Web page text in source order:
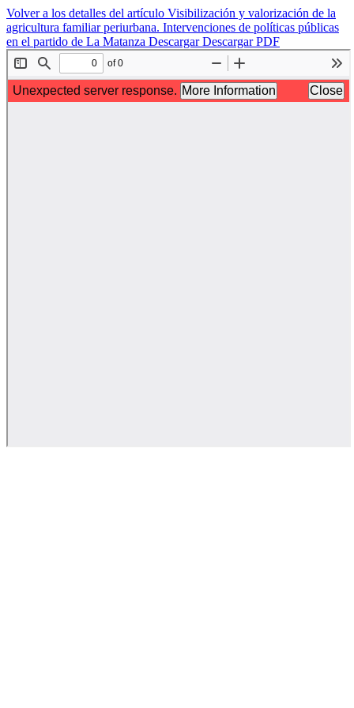
Volver a los detalles del artículo Visibilización y valorización de la
agricultura familiar periurbana. Intervenciones de polí­ticas públicas
en el partido de La Matanza DescargarDescargar PDF